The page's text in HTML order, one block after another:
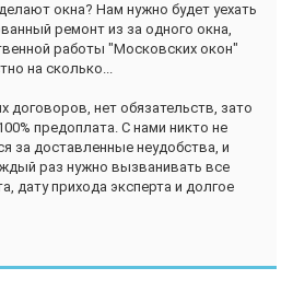
окна? Нам нужно будет уехать
ремонт из за одного окна,
работы "Московских окон"
на сколько...
договоров, нет обязательств, зато
предоплата. С нами никто не
за доставленные неудобства, и
раз нужно вызванивать все
дату прихода эксперта и долгое